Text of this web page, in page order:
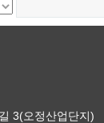
3(오정산업단지)